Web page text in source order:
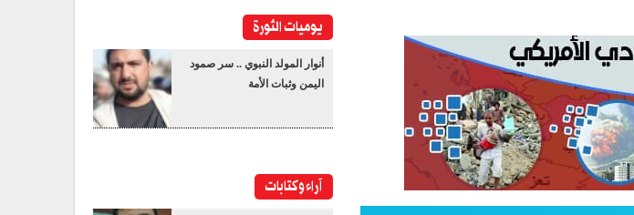
يوميات الثورة
أنوار المولد النبوي .. سر صمود
اليمن وثبات الأمة
آراء وكتابات